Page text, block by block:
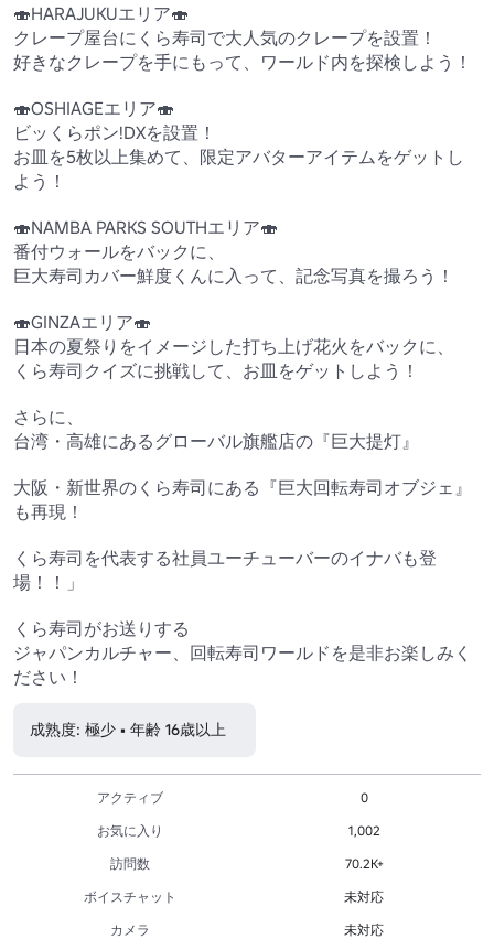
🍣HARAJUKUエリア🍣
クレープ屋台にくら寿司で大人気のクレープを設置！
好きなクレープを手にもって、ワールド内を探検しよう！
🍣OSHIAGEエリア🍣
ビッくらポン!DXを設置！
お皿を5枚以上集めて、限定アバターアイテムをゲットし
よう！
🍣NAMBA PARKS SOUTHエリア🍣
番付ウォールをバックに、
巨大寿司カバー鮮度くんに入って、記念写真を撮ろう！
🍣GINZAエリア🍣
日本の夏祭りをイメージした打ち上げ花火をバックに、
くら寿司クイズに挑戦して、お皿をゲットしよう！
さらに、
台湾・高雄にあるグローバル旗艦店の『巨大提灯』
大阪・新世界のくら寿司にある『巨大回転寿司オブジェ』
も再現！
くら寿司を代表する社員ユーチューバーのイナバも登
場！！」
くら寿司がお送りする
ジャパンカルチャー、回転寿司ワールドを是非お楽しみく
ださい！
成熟度: 極少 • 年齢 16歳以上
アクティブ
0
お気に入り
1,002
訪問数
70.2K+
ボイスチャット
未対応
カメラ
未対応